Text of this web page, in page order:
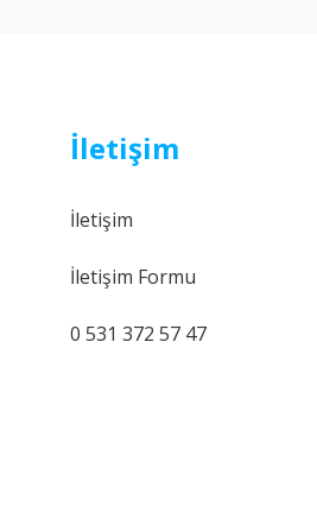
İletişim
İletişim
İletişim Formu
0 531 372 57 47